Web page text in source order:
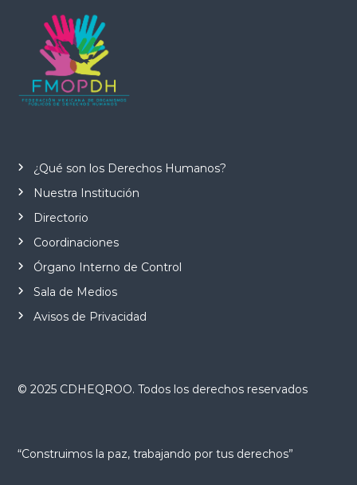
¿Qué son los Derechos Humanos?
Nuestra Institución
Directorio
Coordinaciones
Órgano Interno de Control
Sala de Medios
Avisos de Privacidad
© 2025 CDHEQROO. Todos los derechos reservados
“Construimos la paz, trabajando por tus derechos”